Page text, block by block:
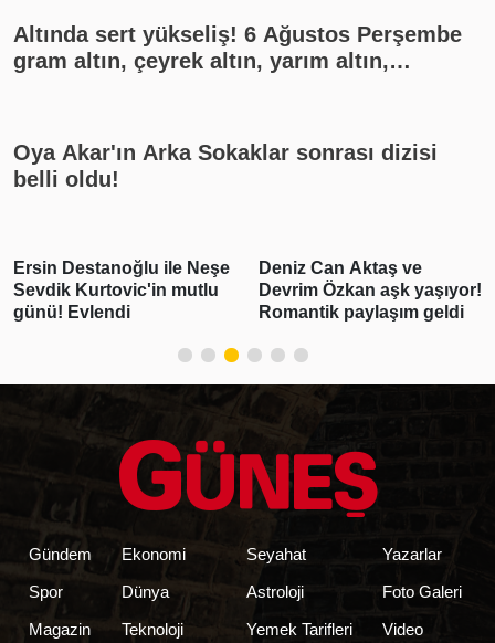
Altında sert yükseliş! 6 Ağustos Perşembe
gram altın, çeyrek altın, yarım altın,
Oya Akar'ın Arka Sokaklar sonrası dizisi
belli oldu!
Ersin Destanoğlu ile Neşe
Sevdik Kurtovic'in mutlu
günü! Evlendi
Deniz Can Aktaş ve
Devrim Özkan aşk yaşıyor!
Romantik paylaşım geldi
Gündem
Spor
Magazin
Ekonomi
Dünya
Teknoloji
Seyahat
Astroloji
Yemek Tarifleri
Yazarlar
Foto Galeri
Video